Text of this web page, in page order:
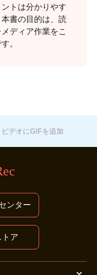
トは分かりやす
書の目的は、読
ディア作業をこ
。
ビデオにGIFを追加
ンター
ア